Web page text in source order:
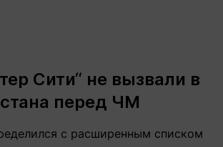
Сити“ не вызвали в
перед ЧМ
с расширенным списком